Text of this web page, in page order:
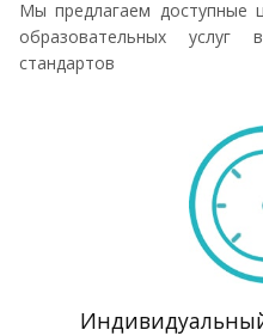
Мы предлагаем доступные
образовательных услуг
стандартов